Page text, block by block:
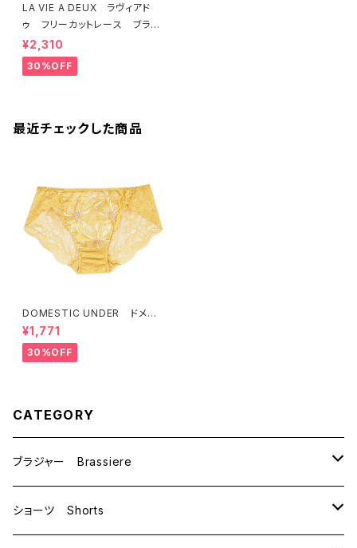
LA VIE A DEUX ラヴィアド
ゥ フリーカットレース ブラレ
ット ソフトブラ（ラベンダー）22
463 SALE 送料無料
¥2,310
30%OFF
最近チェックした商品
DOMESTIC UNDER ドメス
ティックアンダー ヴィンテージ
フラワー ショーツ （ネクター
イエロー）Ｍサイズ D6385
¥1,771
30%OFF
CATEGORY
ブラジャー Brassiere
B70
ショーツ Shorts